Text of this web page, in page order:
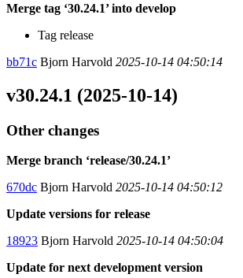
Merge tag ‘30.24.1’ into develop
Tag release
bb71c Bjorn Harvold 2025-10-14 04:50:14
v30.24.1 (2025-10-14)
Other changes
Merge branch ‘release/30.24.1’
670dc Bjorn Harvold 2025-10-14 04:50:12
Update versions for release
18923 Bjorn Harvold 2025-10-14 04:50:04
Update for next development version